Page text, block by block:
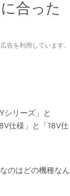
合った
告を利用しています。
シリーズ」と
仕様」と「18V仕
のはどの機種なん